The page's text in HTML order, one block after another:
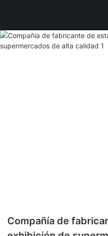
Compañía de